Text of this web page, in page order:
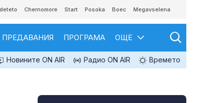
Chernomore Start Posoka Boec Megavselena
ПРЕДАВАНИЯ ПРОГРАМА ОЩЕ
Новините ON AIR Радио ON AIR Времето